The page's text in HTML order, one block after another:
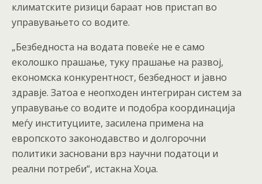
климатските ризици бараат нов пристап во
управувањето со водите.
„Безбедноста на водата повеќе не е само
еколошко прашање, туку прашање на развој,
економска конкурентност, безбедност и јавно
здравје. Затоа е неопходен интегриран систем за
управување со водите и подобра координација
меѓу институциите, засилена примена на
европското законодавство и долгорочни
политики засновани врз научни податоци и
реални потреби“, истакна Хоџа.